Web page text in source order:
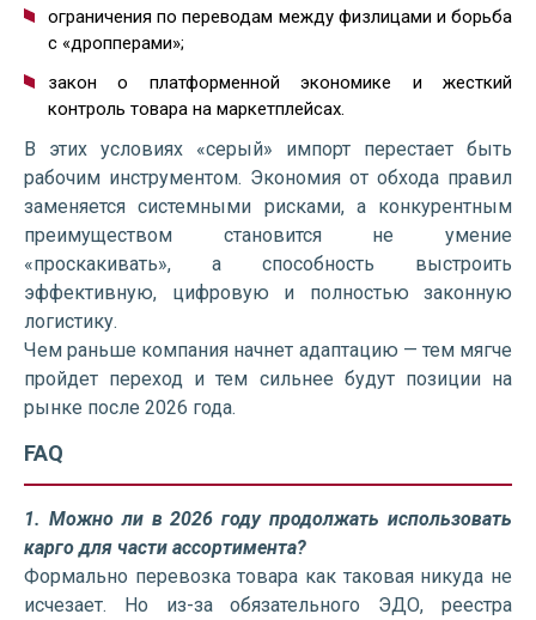
ограничения по переводам между физлицами и борьба
с «дропперами»;
закон о платформенной экономике и жесткий
контроль товара на маркетплейсах.
В этих условиях «серый» импорт перестает быть
рабочим инструментом. Экономия от обхода правил
заменяется системными рисками, а конкурентным
преимуществом становится не умение
«проскакивать», а способность выстроить
эффективную, цифровую и полностью законную
логистику.
Чем раньше компания начнет адаптацию — тем мягче
пройдет переход и тем сильнее будут позиции на
рынке после 2026 года.
FAQ
1. Можно ли в 2026 году продолжать использовать
карго для части ассортимента?
Формально перевозка товара как таковая никуда не
исчезает. Но из-за обязательного ЭДО, реестра